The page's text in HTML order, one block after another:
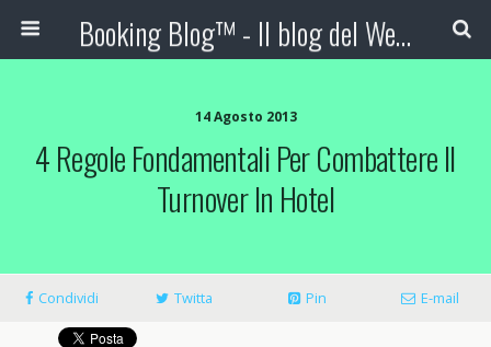
Booking Blog™ - Il blog del Web Marketing Turistico
14 Agosto 2013
4 Regole Fondamentali Per Combattere Il
Turnover In Hotel
Condividi Twitta Pin E-mail